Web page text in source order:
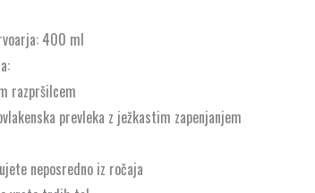
400 ml
razpršilcem
prevleka z ježkastim zapenjanjem
neposredno iz ročaja